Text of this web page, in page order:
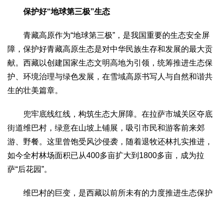
保护好“地球第三极”生态
青藏高原作为“地球第三极”，是我国重要的生态安全屏
障，保护好青藏高原生态是对中华民族生存和发展的最大贡
献。西藏以创建国家生态文明高地为引领，统筹推进生态保
护、环境治理与绿色发展，在雪域高原书写人与自然和谐共
生的壮美篇章。
兜牢底线红线，构筑生态大屏障。在拉萨市城关区夺底
街道维巴村，绿意在山坡上铺展，吸引市民和游客前来郊
游、野餐。这里曾饱受风沙侵袭，随着退牧还林扎实推进，
如今全村林场面积已从400多亩扩大到1800多亩，成为拉
萨“后花园”。
维巴村的巨变，是西藏以前所未有的力度推进生态保护